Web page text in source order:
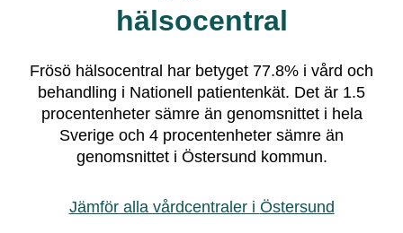
hälsocentral
Frösö hälsocentral har betyget 77.8% i vård och
behandling i Nationell patientenkät. Det är 1.5
procentenheter sämre än genomsnittet i hela
Sverige och 4 procentenheter sämre än
genomsnittet i Östersund kommun.
Jämför alla vårdcentraler i Östersund